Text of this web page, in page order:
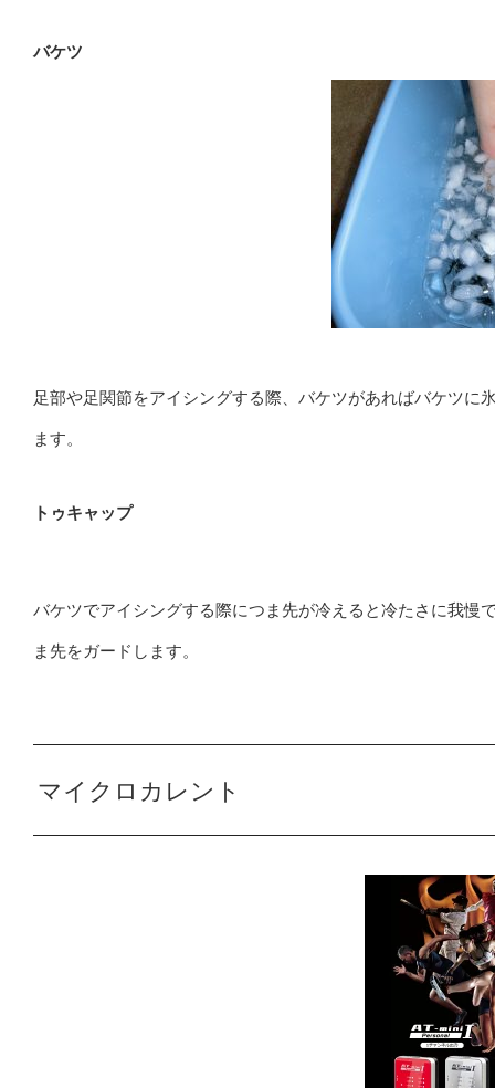
バケツ
足部や足関節をアイシングする際、バケツがあればバケツ
ます。
トゥキャップ
バケツでアイシングする際につま先が冷えると冷たさに我慢
ま先をガードします。
マイクロカレント